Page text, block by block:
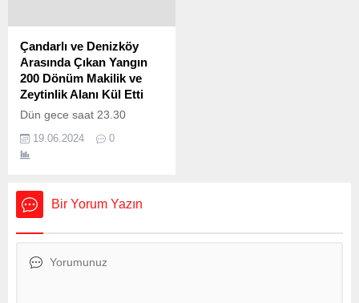
31 Mart’taki yerel seçimlere
az bir süre kala, saha
çalışmalarına da hız verildi.
Cumhurbaşkanı ve AK Parti
Genel Başkanı Recep...
Çandarlı ve Denizköy
Arasında Çıkan Yangın
200 Dönüm Makilik ve
Zeytinlik Alanı Kül Etti
Dün gece saat 23.30
Denizköy mahalleleri
arasında bulunan otluk
kısa sürede makilik ve
zeytinlik alanlara yayıldı.
araç ve 55 personeli ile
19.06.2024 0
Bir Yorum Yazın